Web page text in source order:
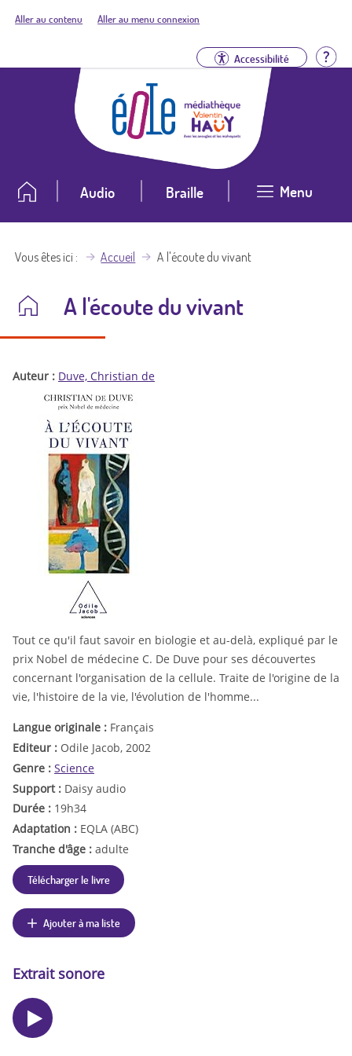
Aller au contenu Aller au menu connexion
Accessibilité
Audio Braille Menu
Vous êtes ici Accueil A l'écoute du vivant
A l'écoute du vivant
Auteur : Duve, Christian de
Tout ce qu'il faut savoir en biologie et au-delà, expliqué par le
prix Nobel de médecine C. De Duve pour ses découvertes
concernant l'organisation de la cellule. Traite de l'origine de la
vie, l'histoire de la vie, l'évolution de l'homme...
Langue originale : Français
Editeur : Odile Jacob, 2002
Genre : Science
Support : Daisy audio
Durée : 19h34
Adaptation : EQLA (ABC)
Tranche d'âge : adulte
Télécharger le livre
Ajouter à ma liste
Extrait sonore